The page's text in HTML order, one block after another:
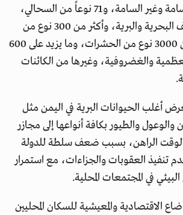
نوعاً من الثعابين السامة وغير السامة، و71 نوعاً من السحالي،
و7 أنواع من السلاحف البحرية والبرية، وأكثر من 300 نوع من
القشريات، وأكثر من 3000 نوع من الحشرات، وما يزيد على 600
والغضروفية، وغيرها من الكائنات
أغلب الحيوانات البرية في اليمن مثل
والوعول والطيور بكافة أنواعها إلى مجازر
الوقت الراهن، بسبب ضعف سلطة للدولة
تنفيذ العقوبات والجزاءات، مع استمرار
في المجتمعات المحلية.
الاقتصادية والمعيشية للسكان المحليين